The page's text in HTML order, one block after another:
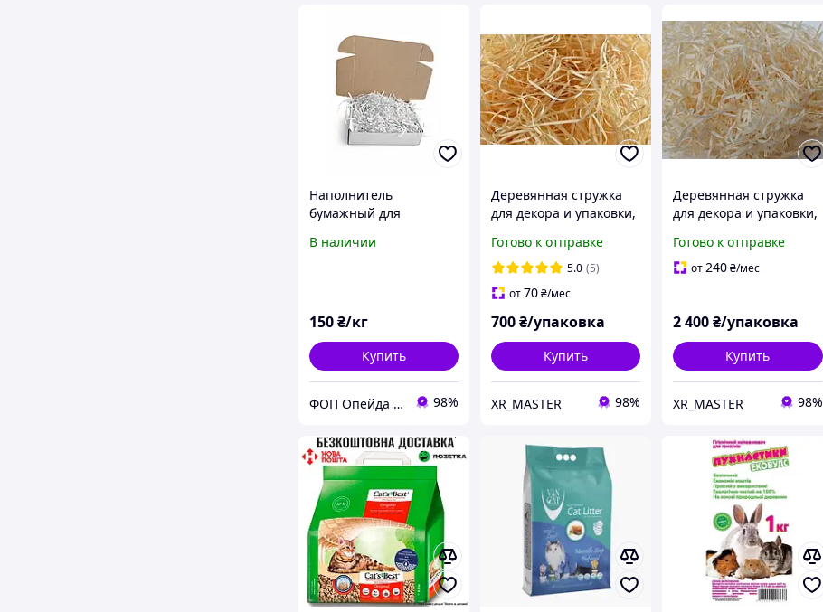
Наполнитель
бумажный для
белый 1 кг
В наличии
150₴/кг
Купить
ФОП Опейда Е.В 98%
Деревянная стружка
для декора и упаковки,
подарков, деревянная
шерсть, стружка для
декора 5 кг
Готово к отправке
5.0 (5)
от70₴/мес
700₴/упаковка
Купить
XR_MASTER 98%
Деревянная стружка
для декора и упаковки,
подарков, деревянная
шерсть, стружка для
Готово к отправке
от240₴/мес
2 400₴/упаковка
Купить
XR_MASTER 98%